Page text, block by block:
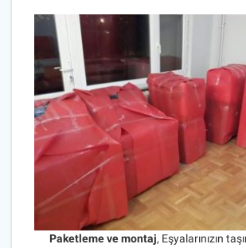
Paketleme ve montaj, Eşyalarınızın